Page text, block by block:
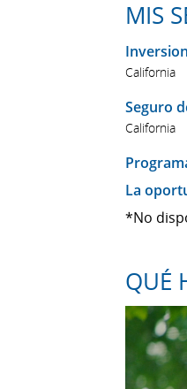
MIS
California
Seguro
California
La
*No
QUÉ